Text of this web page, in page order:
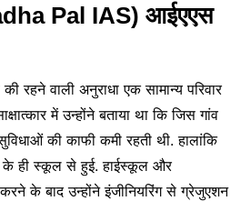
Pal IAS) आईएएस
रहने वाली अनुराधा एक सामान्य परिवार
में उन्होंने बताया था कि जिस गांव
की काफी कमी रहती थी. हालांकि
के ही स्कूल से हुई. हाईस्कूल और
करने के बाद उन्होंने इंजीनियरिंग से ग्रेजुएशन